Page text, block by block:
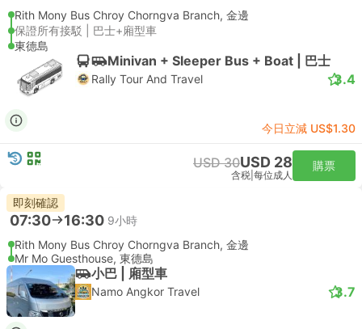
Rith Mony Bus Chroy Chorngva Branch, 金邊
保證所有接駁 | 巴士+廂型車
東德島
Minivan + Sleeper Bus + Boat | 巴士
Rally Tour And Travel 3.4
今日立減 US$1.30
USD 30USD 28
含税 每位成人
購票
即刻確認
07:30 16:30 9小時
Rith Mony Bus Chroy Chorngva Branch, 金邊
Mr Mo Guesthouse, 東德島
小巴 | 廂型車
Namo Angkor Travel 3.7